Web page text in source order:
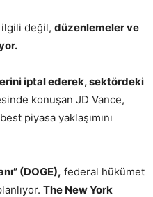
ilgili değil, düzenlemeler ve
iptal ederek, sektördeki
konuşan JD Vance,
piyasa yaklaşımını
(DOGE), federal hükümet
The New York